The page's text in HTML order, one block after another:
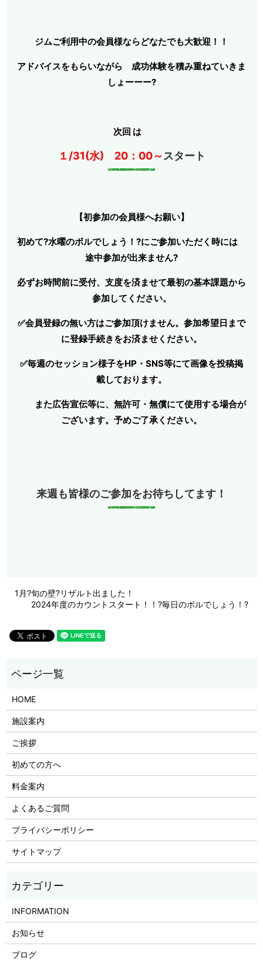
ジムご利用中の会員様ならどなたでも大歓迎！！
アドバイスをもらいながら 成功体験を積み重ねていきま
しょーーー?
次回 は
１/31(水) 20：00～ スタート
【初参加の会員様へお願い】
初めて?水曜のボルでしょう！?にご参加いただく時には
途中参加が出来ません?
必ずお時間前に受付、支度を済ませて最初の基本課題から
参加してください。
✅会員登録の無い方はご参加頂けません。参加希望日まで
に登録手続きをお済ませください。
✅毎週のセッション様子をHP・SNS等にて画像を投稿掲
載しております。
また広告宣伝等に、無許可・無償にて使用する場合が
ございます。予めご了承ください。
来週も皆様のご参加をお待ちしてます！
1月?旬の壁?リザルト出ました！
2024年度のカウントスタート！！?毎日のボルでしょう！?
HOME
施設案内
ご挨拶
初めての方へ
料金案内
よくあるご質問
プライバシーポリシー
サイトマップ
INFORMATION
お知らせ
ブログ